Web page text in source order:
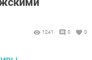
1241 0 0